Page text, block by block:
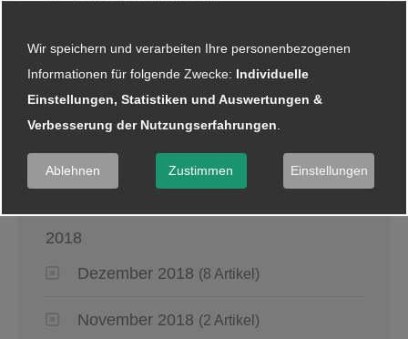
Mai 2019 (2 Artikel)
März 2019 (6 Artikel)
2018
Dezember 2018 (8 Artikel)
November 2018 (2 Artikel)
Wir speichern und verarbeiten Ihre personenbezogenen
Informationen für folgende Zwecke: Individuelle
Einstellungen, Statistiken und Auswertungen &
Verbesserung der Nutzungserfahrungen
Ablehnen Zustimmen Einstellungen